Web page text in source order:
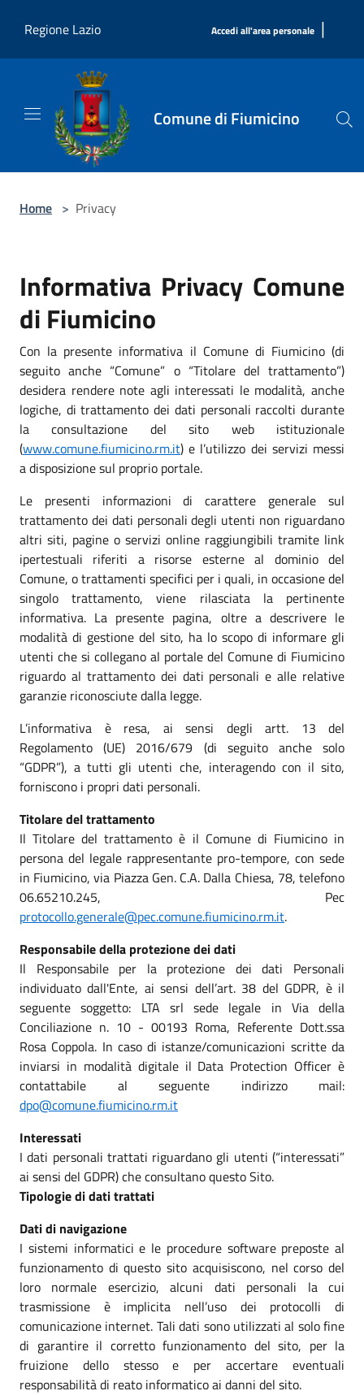
Regione Lazio
Accedi all'area personale |
Comune di Fiumicino
Home > Privacy
Informativa Privacy Comune
di Fiumicino
Con la presente informativa il Comune di Fiumicino (di
seguito anche “Comune” o “Titolare del trattamento”)
desidera rendere note agli interessati le modalità, anche
logiche, di trattamento dei dati personali raccolti durante
la consultazione del sito web istituzionale
(www.comune.fiumicino.rm.it) e l’utilizzo dei servizi messi
a disposizione sul proprio portale.
Le presenti informazioni di carattere generale sul
trattamento dei dati personali degli utenti non riguardano
altri siti, pagine o servizi online raggiungibili tramite link
ipertestuali riferiti a risorse esterne al dominio del
Comune, o trattamenti specifici per i quali, in occasione del
singolo trattamento, viene rilasciata la pertinente
informativa. La presente pagina, oltre a descrivere le
modalità di gestione del sito, ha lo scopo di informare gli
utenti che si collegano al portale del Comune di Fiumicino
riguardo al trattamento dei dati personali e alle relative
garanzie riconosciute dalla legge.
L’informativa è resa, ai sensi degli artt. 13 del
Regolamento (UE) 2016/679 (di seguito anche solo
“GDPR”), a tutti gli utenti che, interagendo con il sito,
forniscono i propri dati personali.
Titolare del trattamento
Il Titolare del trattamento è il Comune di Fiumicino in
persona del legale rappresentante pro-tempore, con sede
in Fiumicino, via Piazza Gen. C.A. Dalla Chiesa, 78, telefono
06.65210.245, Pec
protocollo.generale@pec.comune.fiumicino.rm.it.
Responsabile della protezione dei dati
Il Responsabile per la protezione dei dati Personali
individuato dall'Ente, ai sensi dell’art. 38 del GDPR, è il
seguente soggetto: LTA srl sede legale in Via della
Conciliazione n. 10 - 00193 Roma, Referente Dott.ssa
Rosa Coppola. In caso di istanze/comunicazioni scritte da
inviarsi in modalità digitale il Data Protection Officer è
contattabile al seguente indirizzo mail:
dpo@comune.fiumicino.rm.it
Interessati
I dati personali trattati riguardano gli utenti (“interessati”
ai sensi del GDPR) che consultano questo Sito.
Tipologie di dati trattati
Dati di navigazione
I sistemi informatici e le procedure software preposte al
funzionamento di questo sito acquisiscono, nel corso del
loro normale esercizio, alcuni dati personali la cui
trasmissione è implicita nell’uso dei protocolli di
comunicazione internet. Tali dati sono utilizzati al solo fine
di garantire il corretto funzionamento del sito, per la
fruizione dello stesso e per accertare eventuali
responsabilità di reato informatico ai danni del sito.